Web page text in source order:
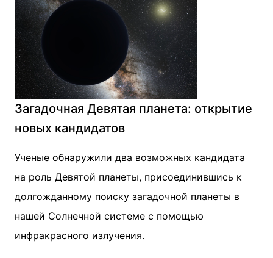
Загадочная Девятая планета: открытие
новых кандидатов
Ученые обнаружили два возможных кандидата
на роль Девятой планеты, присоединившись к
долгожданному поиску загадочной планеты в
нашей Солнечной системе с помощью
инфракрасного излучения.